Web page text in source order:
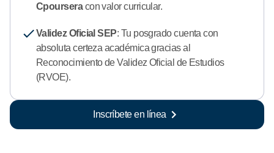
Cpourseracon valor curricular.
Validez Oficial SEP: Tu posgrado cuenta con
absoluta certeza académica gracias al
Reconocimiento de Validez Oficial de Estudios
(RVOE).
Inscríbete en línea